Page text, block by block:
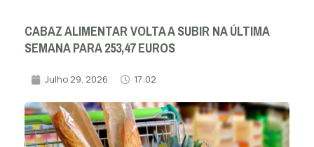
CABAZ ALIMENTAR VOLTA A SUBIR NA ÚLTIMA
SEMANA PARA 253,47 EUROS
Julho 29, 2026 17:02